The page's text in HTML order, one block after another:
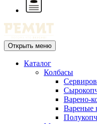
Открыть меню
Каталог
Колбасы
Варено-
Вареные